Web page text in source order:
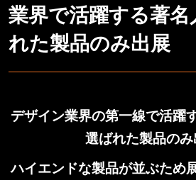
業界で活躍する著名
れた製品のみ出展
デザイン業界の第一線で活躍
選ばれた製品のみ
ハイエンドな製品が並ぶため